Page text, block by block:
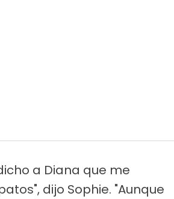
a Diana que me
dijo Sophie. "Aunque